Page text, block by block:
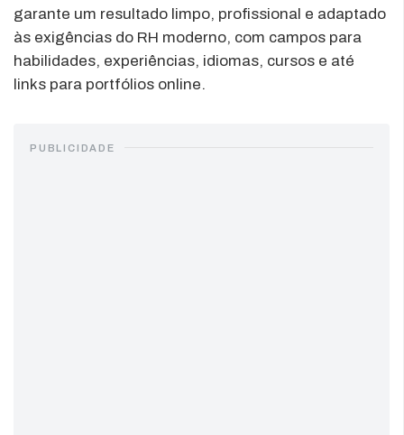
garante um resultado limpo, profissional e adaptado
às exigências do RH moderno, com campos para
habilidades, experiências, idiomas, cursos e até
links para portfólios online.
PUBLICIDADE